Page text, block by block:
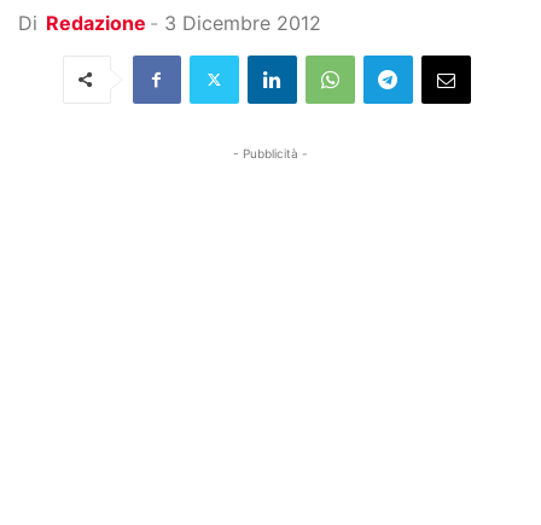
Di Redazione - 3 Dicembre 2012
- Pubblicità -